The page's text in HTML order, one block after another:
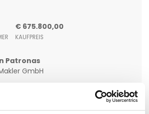
€ 675.800,00
KAUFPREIS
Patronas
GmbH